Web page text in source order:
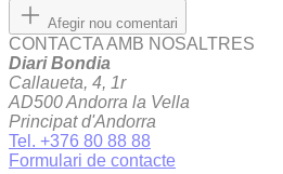
Afegir nou comentari
CONTACTA AMB NOSALTRES
Diari Bondia
Callaueta, 4, 1r
AD500 Andorra la Vella
Principat d'Andorra
Tel. +376 80 88 88
Formulari de contacte